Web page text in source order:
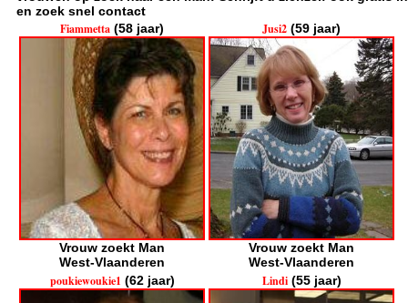
en zoek snel contact
Fiammetta (58 jaar)
Vrouw zoekt Man
West-Vlaanderen
Jusi2 (59 jaar)
Vrouw zoekt Man
West-Vlaanderen
poukiewoukie1 (62 jaar) Lindi(55 jaar)